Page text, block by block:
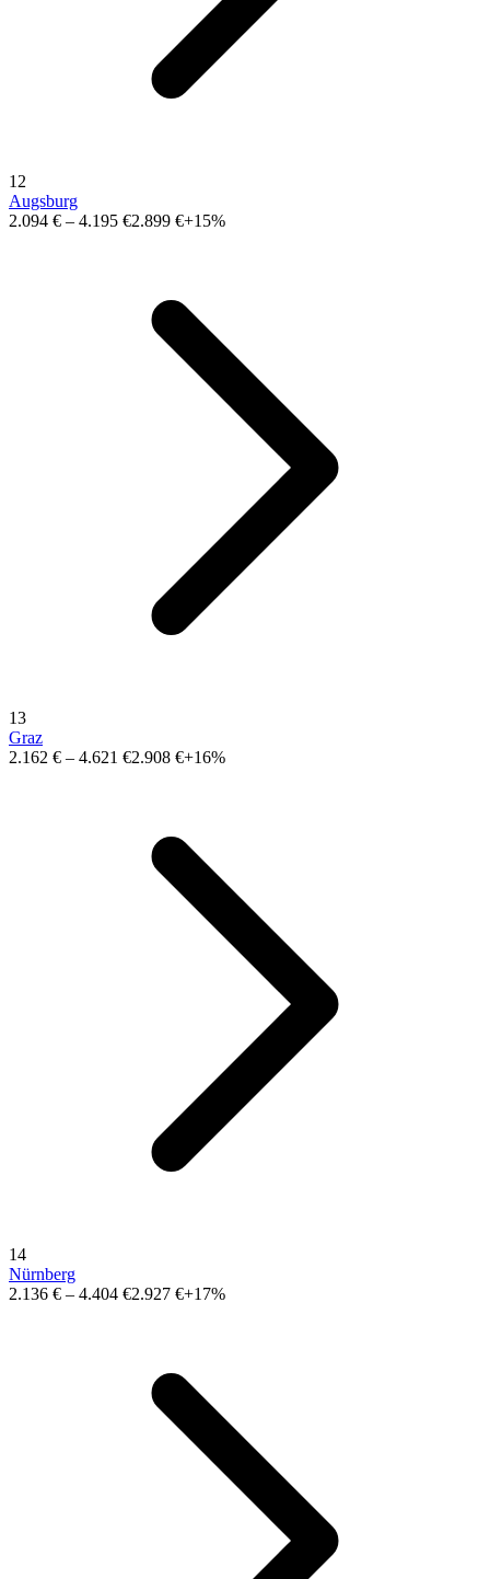
12
Augsburg
2.094 € – 4.195 €2.899 €+15%
13
Graz
2.162 € – 4.621 €2.908 €+16%
14
Nürnberg
2.136 € – 4.404 €2.927 €+17%